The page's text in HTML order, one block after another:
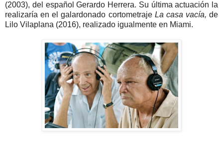
(2003), del español Gerardo Herrera. Su última actuación la
realizaría en el galardonado cortometraje La casa vacía, de
Lilo Vilaplana (2016), realizado igualmente en Miami.